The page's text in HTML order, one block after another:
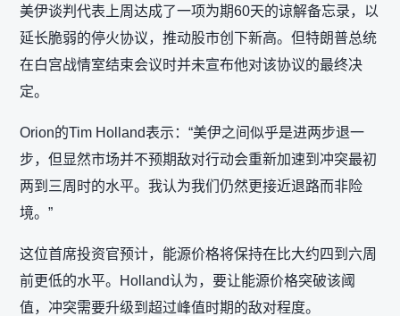
美伊谈判代表上周达成了一项为期60天的谅解备忘录，以
延长脆弱的停火协议，推动股市创下新高。但特朗普总统
在白宫战情室结束会议时并未宣布他对该协议的最终决
定。
Orion的Tim Holland表示：“美伊之间似乎是进两步退一
步，但显然市场并不预期敌对行动会重新加速到冲突最初
两到三周时的水平。我认为我们仍然更接近退路而非险
境。”
这位首席投资官预计，能源价格将保持在比大约四到六周
前更低的水平。Holland认为，要让能源价格突破该阈
值，冲突需要升级到超过峰值时期的敌对程度。